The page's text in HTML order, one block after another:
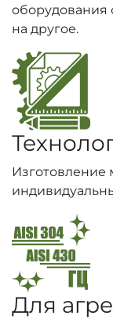
оборудования
на другое.
Для